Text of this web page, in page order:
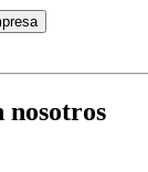
nosotros